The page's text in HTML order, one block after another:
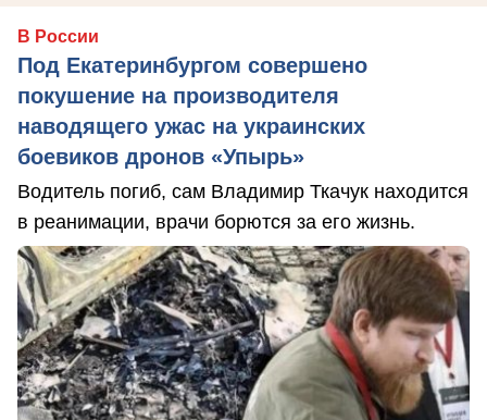
В России
Под Екатеринбургом совершено
покушение на производителя
наводящего ужас на украинских
боевиков дронов «Упырь»
Водитель погиб, сам Владимир Ткачук находится
в реанимации, врачи борются за его жизнь.